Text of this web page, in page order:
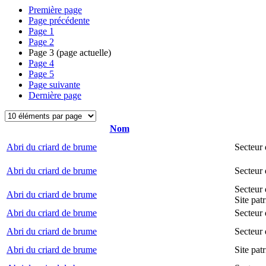
Première page
Page précédente
Page 1
Page 2
Page 3 (page actuelle)
Page 4
Page 5
Page suivante
Dernière page
Nom
Abri du criard de brume
Secteur
Abri du criard de brume Secteur
Abri du criard de brume
Secteur
Site
Abri du criard de brume
Secteur
Abri du criard de brume
Secteur
Abri du criard de brume
Site